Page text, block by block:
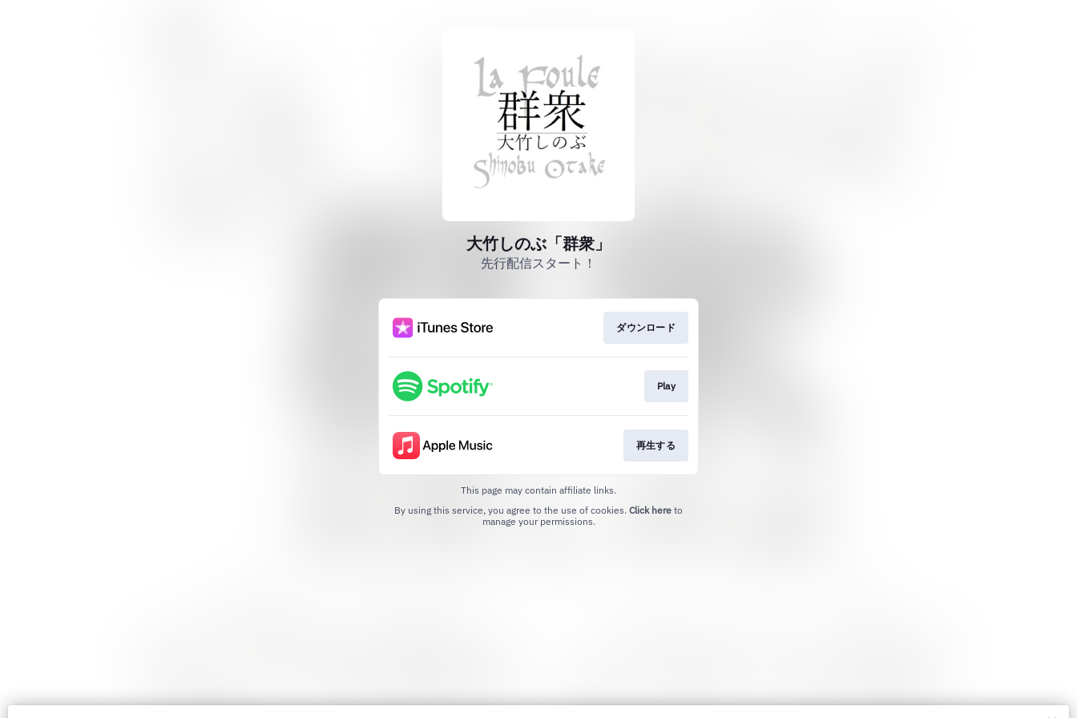
大竹しのぶ「群衆」
先行配信スタート！
ダウンロード
Play
再生する
This page may contain affiliate links.
By using this service, you agree to the use of cookies. Click here to
manage your permissions.